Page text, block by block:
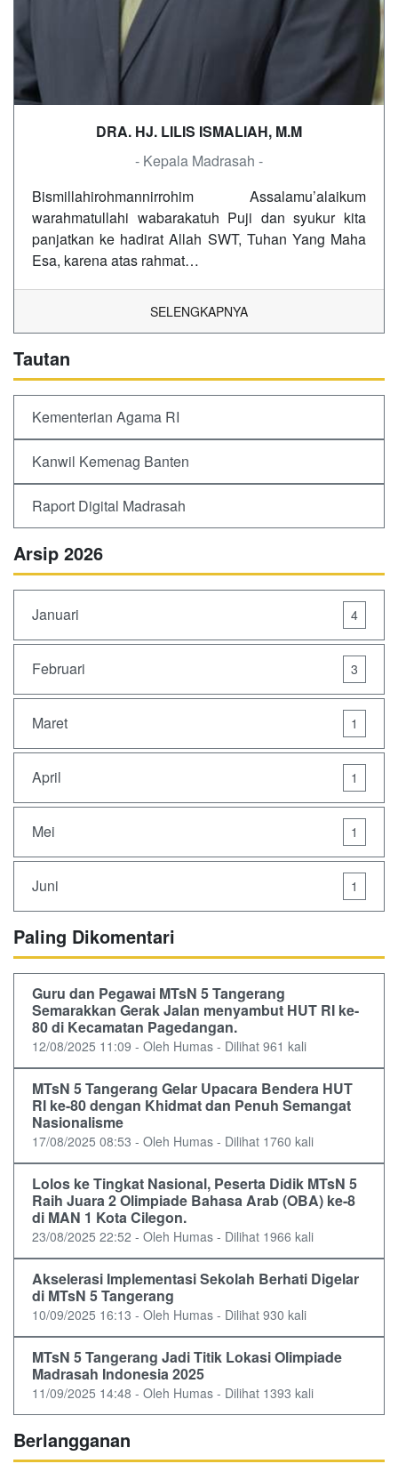
DRA. HJ. LILIS ISMALIAH, M.M
- Kepala Madrasah -
Bismillahirohmannirrohim Assalamu’alaikum
warahmatullahi wabarakatuh Puji dan syukur kita
panjatkan ke hadirat Allah SWT, Tuhan Yang Maha
Esa, karena atas rahmat…
SELENGKAPNYA
Tautan
Kementerian Agama RI
Kanwil Kemenag Banten
Raport Digital Madrasah
Arsip 2026
Januari 4
Februari 3
Maret 1
April 1
Mei 1
Juni 1
Paling Dikomentari
Guru dan Pegawai MTsN 5 Tangerang
Semarakkan Gerak Jalan menyambut HUT RI ke-
80 di Kecamatan Pagedangan.
12/08/2025 11:09 - Oleh Humas - Dilihat 961 kali
MTsN 5 Tangerang Gelar Upacara Bendera HUT
RI ke-80 dengan Khidmat dan Penuh Semangat
Nasionalisme
17/08/2025 08:53 - Oleh Humas - Dilihat 1760 kali
Lolos ke Tingkat Nasional, Peserta Didik MTsN 5
Raih Juara 2 Olimpiade Bahasa Arab (OBA) ke-8
di MAN 1 Kota Cilegon.
23/08/2025 22:52 - Oleh Humas - Dilihat 1966 kali
Akselerasi Implementasi Sekolah Berhati Digelar
di MTsN 5 Tangerang
10/09/2025 16:13 - Oleh Humas - Dilihat 930 kali
MTsN 5 Tangerang Jadi Titik Lokasi Olimpiade
Madrasah Indonesia 2025
11/09/2025 14:48 - Oleh Humas - Dilihat 1393 kali
Berlangganan